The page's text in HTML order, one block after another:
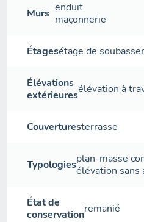
Murs enduit
maçonnerie
Étagesétage de
Élévations
extérieuresélévation à
Couverturesterrasse
Typologiesplan-masse
élévation sans
État de
conservationremanié